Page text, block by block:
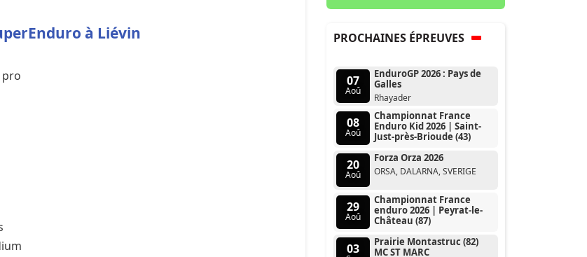
à Liévin
pro
PROCHAINES ÉPREUVES
07
Aoû
EnduroGP 2026 : Pays de
Galles
Rhayader
08
Aoû
Championnat France
Enduro Kid 2026 | Saint-
Just-près-Brioude (43)
20
Aoû
Forza Orza 2026
ORSA, DALARNA, SVERIGE
29
Aoû
Championnat France
enduro 2026 | Peyrat-le-
Château (87)
03
Prairie Montastruc (82)
MC ST MARC